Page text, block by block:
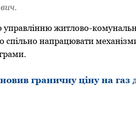
житлово-
спільно напрацювати
гpаничну ціну на газ